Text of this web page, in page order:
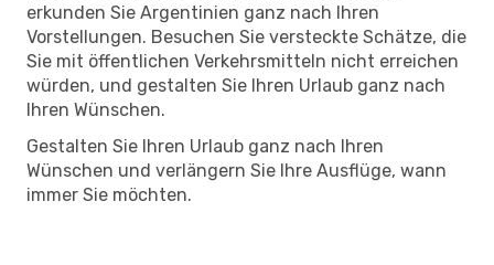
erkunden Sie Argentinien ganz nach Ihren
Vorstellungen. Besuchen Sie versteckte Schätze, die
Sie mit öffentlichen Verkehrsmitteln nicht erreichen
würden, und gestalten Sie Ihren Urlaub ganz nach
Ihren Wünschen.
Gestalten Sie Ihren Urlaub ganz nach Ihren
Wünschen und verlängern Sie Ihre Ausflüge, wann
immer Sie möchten.